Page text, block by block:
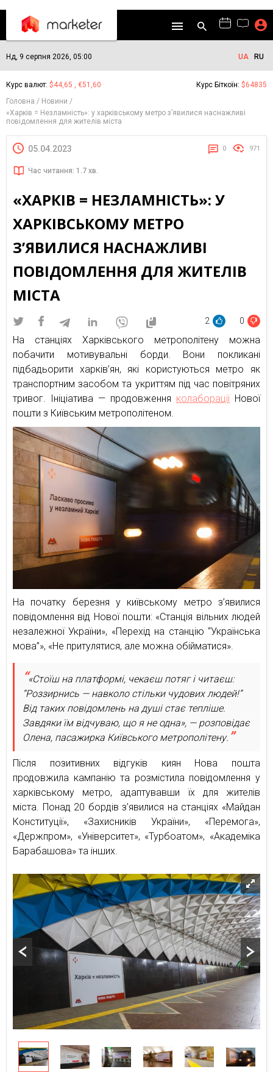
Нд, 9 серпня 2026, 05:00 UA RU
Курс валют: $44,65 , €51,60 Курс Біткоїн: $64835
Головна
Новини
«Харків = Незламність»: у харківському метро з’явилися наснажливі
повідомлення для жителів міста
05.04.2023 0 971
Час читання: 1.7 хв.
«ХАРКІВ = НЕЗЛАМНІСТЬ»: У
ХАРКІВСЬКОМУ МЕТРО
З’ЯВИЛИСЯ НАСНАЖЛИВІ
ПОВІДОМЛЕННЯ ДЛЯ ЖИТЕЛІВ
МІСТА
2 0
На станціях Харківського метрополітену можна
побачити мотивувальні борди. Вони покликані
підбадьорити харків’ян, які користуються метро як
транспортним засобом та укриттям під час повітряних
тривог. Ініціатива — продовження колабораціїНової
пошти з Київським метрополітеном.
На початку березня у київському метро з’явилися
повідомлення від Нової пошти: «Станція вільних людей
незалежної України», «Перехід на станцію “Українська
мова”», «Не притулятися, але можна обійматися».
«Стоїш на платформі, чекаєш потяг і читаєш:
“Роззирнись — навколо стільки чудових людей!”
Від таких повідомлень на душі стає тепліше.
Завдяки їм відчуваю, що я не одна», — розповідає
Олена, пасажирка Київського метрополітену.
Після позитивних відгуків киян Нова пошта
продовжила кампанію та розмістила повідомлення у
харківському метро, адаптувавши їх для жителів
міста. Понад 20 бордів з’явилися на станціях «Майдан
Конституції», «Захисників України», «Перемога»,
«Держпром», «Університет», «Турбоатом», «Академіка
Барабашова» та інших.